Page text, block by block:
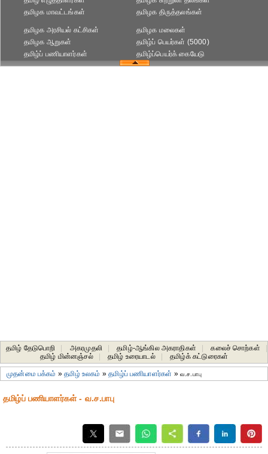
தமிழக மாவட்டங்கள்
தமிழக திருத்தலங்கள்
தமிழக அரசியல் கட்சிகள்
தமிழக ஆறுகள்
தமிழ்ப் பணியாளர்கள்
தமிழக மலைகள்
தமிழ்ப் பெயர்கள் (5000)
தமிழ்ப்பெயர்க் கையேடு
தமிழ் தேடுபொறி அகரமுதலி தமிழ்-ஆங்கில அகராதிகள் கலைச் சொற்கள்
தமிழ் மின்னஞ்சல்
தமிழ் உரையாடல் தமிழ்க் கட்டுரைகள்
முதன்மை பக்கம் »தமிழ் உலகம் »தமிழ்ப் பணியாளர்கள் » வ.ச.பாபு
தமிழ்ப் பணியாளர்கள் - வ.ச.பாபு